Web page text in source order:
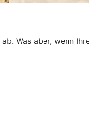
Was aber, wenn